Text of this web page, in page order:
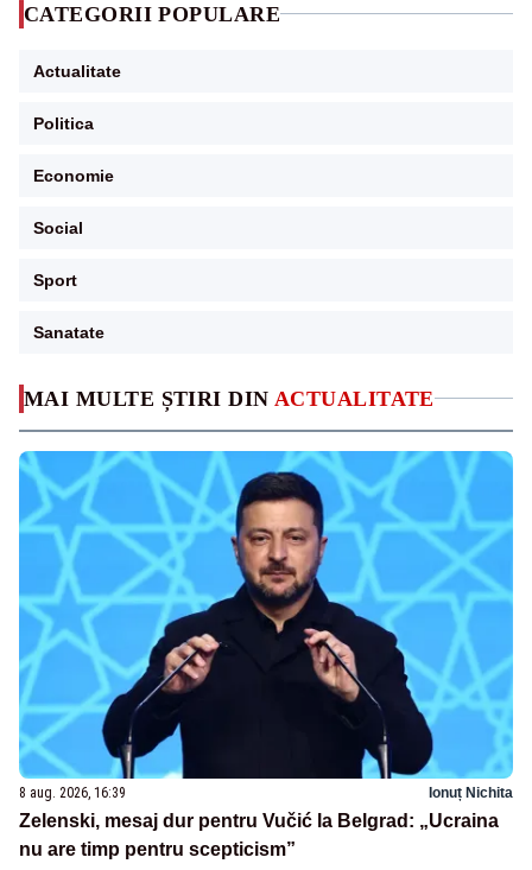
MAI MULTE ȘTIRI DIN ACTUALITATE
8 aug. 2026, 16:39 Ionuț Nichita
Zelenski, mesaj dur pentru Vučić la Belgrad: „Ucraina
nu are timp pentru scepticism”
CATEGORII POPULARE
Actualitate
Politica
Economie
Social
Sport
Sanatate